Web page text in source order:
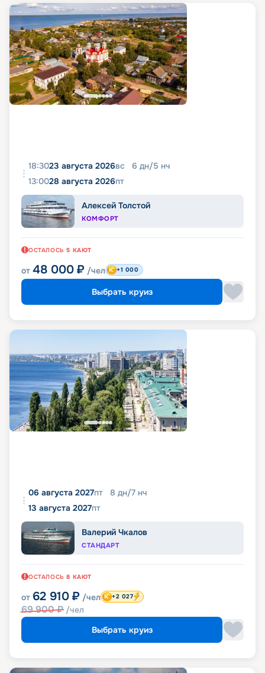
18:3023 августа 2026вс 6 дн/5 нч
13:0028 августа 2026пт
Алексей Толстой
КОМФОРТ
ОСТАЛОСЬ 5 КАЮТ
от 48 000 ₽ /чел +1 000
Выбрать круиз
06 августа 2027пт 8 дн/7 нч
13 августа 2027пт
Валерий Чкалов
СТАНДАРТ
ОСТАЛОСЬ 8 КАЮТ
от 62 910 ₽ /чел
69 900₽ /чел
+2 027
Выбрать круиз